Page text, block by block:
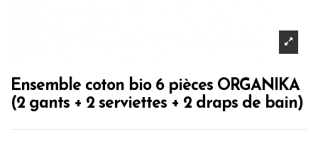
Ensemble coton bio 6 pièces ORGANIKA
(2 gants + 2 serviettes + 2 draps de bain)